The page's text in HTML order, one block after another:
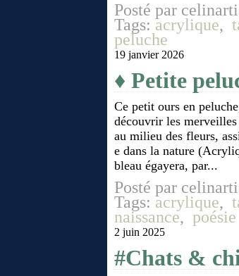
Posté par
Tags: acrylique,
peluche
19 janvier 2026
♦ Petite
Ce petit ours en
découvrir les
au milieu des fleurs,
e dans la nature
bleau égayera, par...
Posté par
Tags: acrylique,
naissance, poésie
2 juin 2025
#Chats &